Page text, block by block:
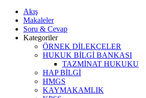
Akış
Makaleler
Soru & Cevap
Kategoriler
ÖRNEK DİLEKÇELER
HUKUK BİLGİ BANKASI
TAZMİNAT HUKUKU
HAP BİLGİ
HMGS
KAYMAKAMLIK